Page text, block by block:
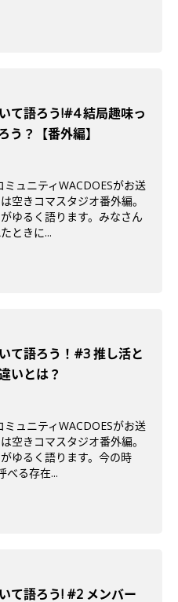
て語ろう!#4 結局趣味っ
う？【番外編】
ュニティWACDOESがお送
空きコマスタジオ番外編。
ゆるく語ります。みなさん
ときに...
て語ろう！#3 推し活と
いとは？
ュニティWACDOESがお送
空きコマスタジオ番外編。
ゆるく語ります。今の時
べる存在...
て語ろう! #2 メンバー